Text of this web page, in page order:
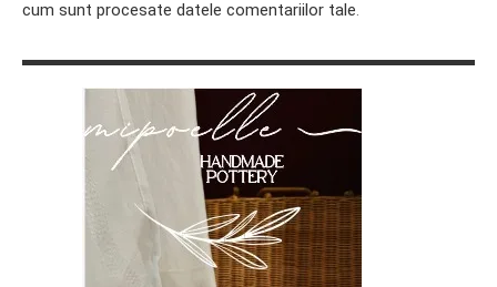
cum sunt procesate datele comentariilor tale.